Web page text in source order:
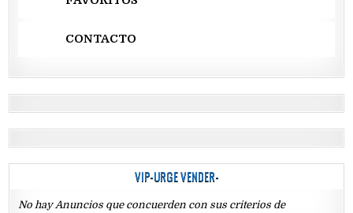
CONTACTO
VIP-URGE VENDER-
No hay Anuncios que concuerden con sus criterios de